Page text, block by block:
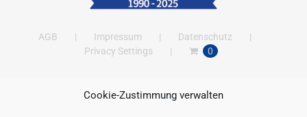
Cookie-Zustimmung verwalten
AGB Impressum
Datenschutz
Privacy Settings
0
ANSCHRIFT